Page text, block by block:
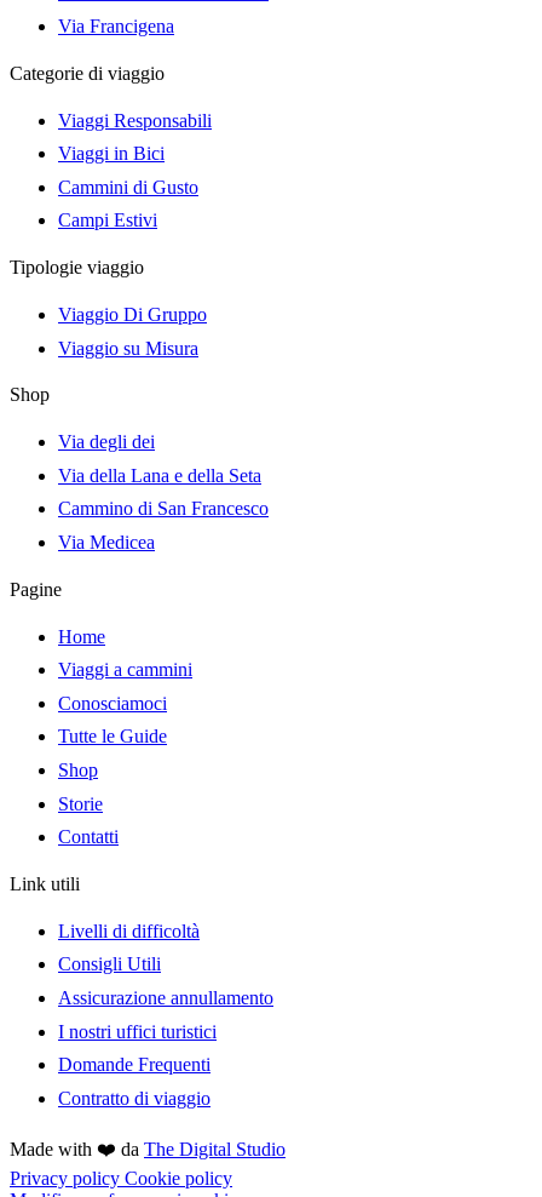
Via Francigena
Categorie di viaggio
Viaggi Responsabili
Viaggi in Bici
Cammini di Gusto
Campi Estivi
Tipologie viaggio
Viaggio Di Gruppo
Viaggio su Misura
Shop
Via degli dei
Via della Lana e della Seta
Cammino di San Francesco
Via Medicea
Pagine
Home
Viaggi a cammini
Conosciamoci
Tutte le Guide
Shop
Storie
Contatti
Link utili
Livelli di difficoltà
Consigli Utili
Assicurazione annullamento
I nostri uffici turistici
Domande Frequenti
Contratto di viaggio
Made with ❤️ da The Digital Studio
Privacy policy Cookie policy